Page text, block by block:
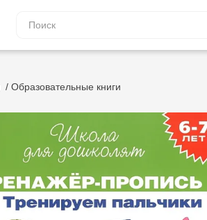
/ Образовательные книги